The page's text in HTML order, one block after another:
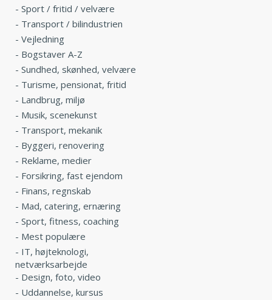
- Sport / fritid / velvære
- Transport / bilindustrien
- Vejledning
- Bogstaver A-Z
- Sundhed, skønhed, velvære
- Turisme, pensionat, fritid
- Landbrug, miljø
- Musik, scenekunst
- Transport, mekanik
- Byggeri, renovering
- Reklame, medier
- Forsikring, fast ejendom
- Finans, regnskab
- Mad, catering, ernæring
- Sport, fitness, coaching
- Mest populære
- IT, højteknologi,
netværksarbejde
- Design, foto, video
- Uddannelse, kursus